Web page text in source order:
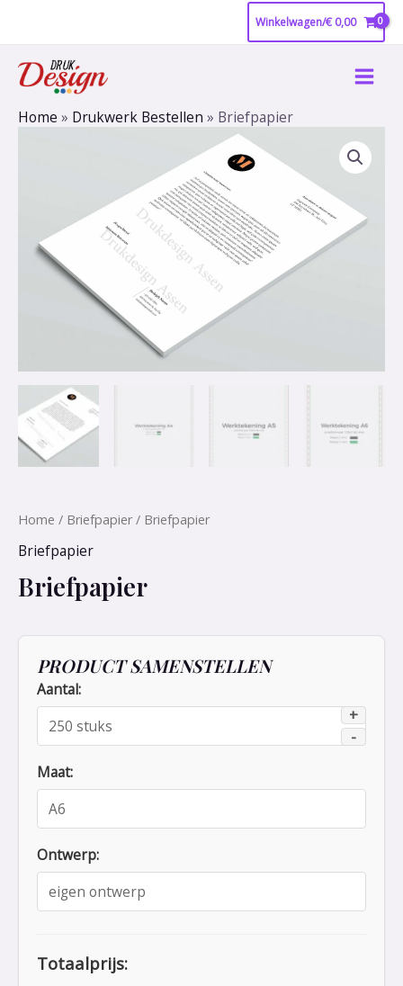
inhoud
Winkelwagen/€ 0,00
Main
Home » Drukwerk Bestellen » Briefpapier
Home / Briefpapier / Briefpapier
Briefpapier
Briefpapier
PRODUCT SAMENSTELLEN
Aantal:
+
-
Maat:
Ontwerp:
Totaalprijs: